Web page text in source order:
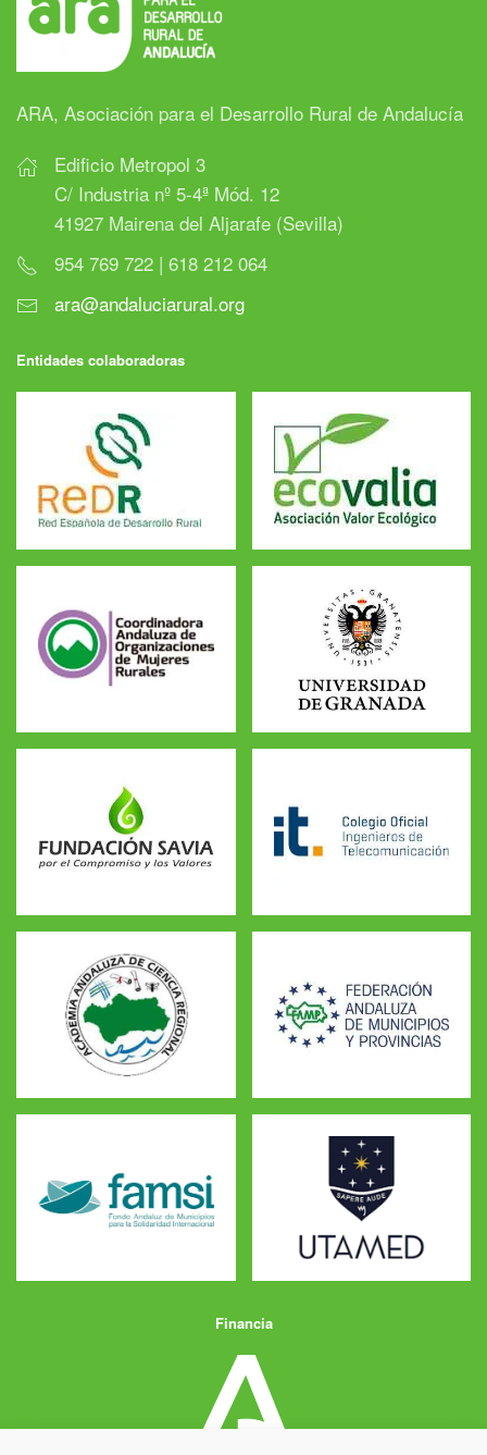
ARA, Asociación para el Desarrollo Rural de Andalucía
Edificio Metropol 3
C/ Industria nº 5-4ª Mód. 12
41927 Mairena del Aljarafe (Sevilla)
954 769 722 | 618 212 064
ara@andaluciarural.org
Entidades colaboradoras
Financia